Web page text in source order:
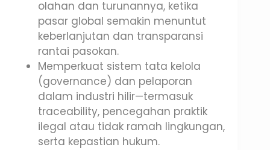
olahan dan turunannya, ketika
pasar global semakin menuntut
keberlanjutan dan transparansi
rantai pasokan.
Memperkuat sistem tata kelola
(governance) dan pelaporan
dalam industri hilir—termasuk
traceability, pencegahan praktik
ilegal atau tidak ramah lingkungan,
serta kepastian hukum.